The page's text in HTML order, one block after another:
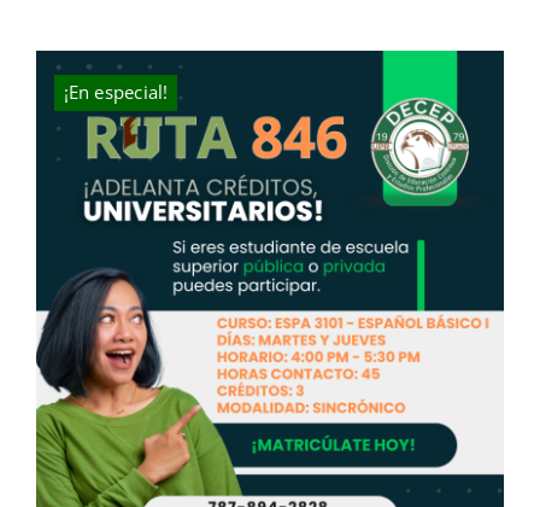
was:
is:
¡En especial!